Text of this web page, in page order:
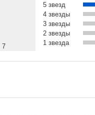
7
5 звезд
4 звезды
3 звезды
2 звезды
1 звезда